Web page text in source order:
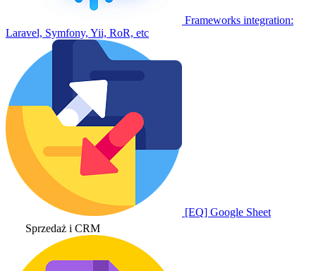
Frameworks integration:
Laravel, Symfony, Yii, RoR, etc
[EQ] Google Sheet
Sprzedaż i CRM